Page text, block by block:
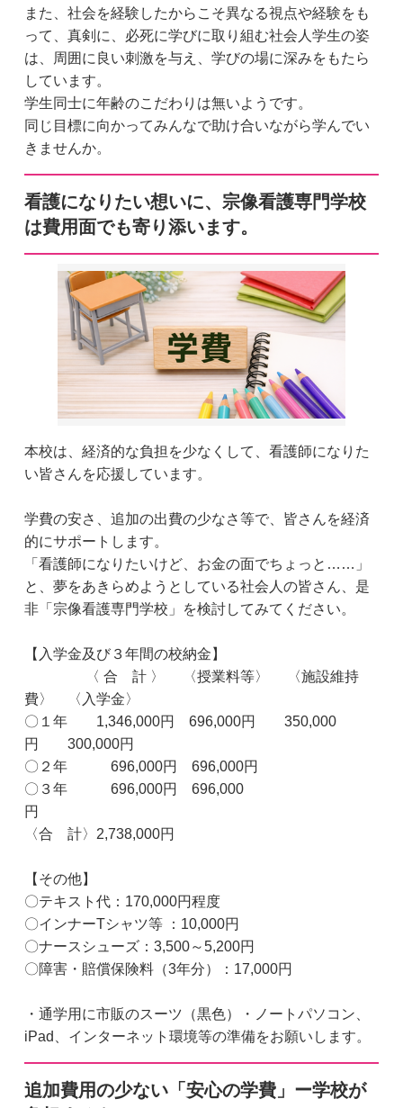
また、社会を経験したからこそ異なる視点や経験をも
って、真剣に、必死に学びに取り組む社会人学生の姿
は、周囲に良い刺激を与え、学びの場に深みをもたら
しています。
学生同士に年齢のこだわりは無いようです。
同じ目標に向かってみんなで助け合いながら学んでい
きませんか。
看護になりたい想いに、宗像看護専門学校
は費用面でも寄り添います。
本校は、経済的な負担を少なくして、看護師になりた
い皆さんを応援しています。
学費の安さ、追加の出費の少なさ等で、皆さんを経済
的にサポートします。
「看護師になりたいけど、お金の面でちょっと……」
と、夢をあきらめようとしている社会人の皆さん、是
非「宗像看護専門学校」を検討してみてください。
【入学金及び３年間の校納金】
〈 合 計 〉 〈授業料等〉 〈施設維持
費〉 〈入学金〉
〇１年 1,346,000円 696,000円 350,000
円 300,000円
〇２年 696,000円 696,000円
〇３年 696,000円 696,000
円
〈合 計〉2,738,000円
【その他】
〇テキスト代：170,000円程度
〇インナーTシャツ等 ：10,000円
〇ナースシューズ：3,500～5,200円
〇障害・賠償保険料（3年分）：17,000円
・通学用に市販のスーツ（黒色）・ノートパソコン、
iPad、インターネット環境等の準備をお願いします。
追加費用の少ない「安心の学費」ー学校が